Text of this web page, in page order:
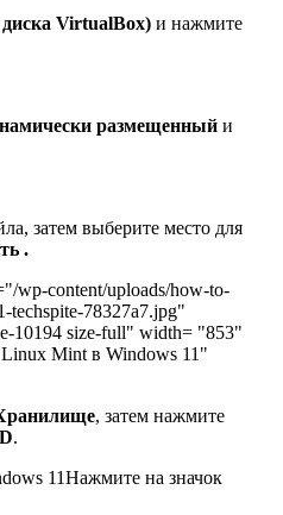
VirtualBox) и нажмите
размещенный и
затем выберите место для
.
wp-content/uploads/how-to-
78327a7.jpg"
10194 size-full" width= "853"
Mint в Windows 11"
, затем нажмите
.
Нажмите на значок